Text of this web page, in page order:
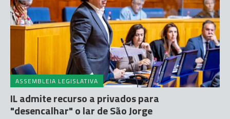
ASSEMBLEIA LEGISLATIVA
IL admite recurso a privados para
"desencalhar" o lar de São Jorge